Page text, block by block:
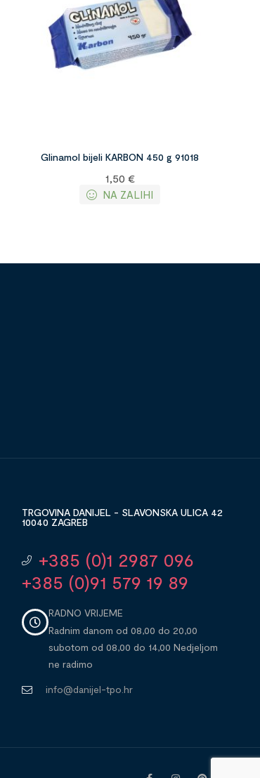
Glinamol bijeli KARBON 450 g 91018
1,50 €
NA ZALIHI
TRGOVINA DANIJEL - SLAVONSKA ULICA 42
10040 ZAGREB
+385 (0)1 2987 096
+385 (0)91 579 19 89
RADNO VRIJEME
Radnim danom od 08,00 do 20,00
subotom od 08,00 do 14,00 Nedjeljom
ne radimo
info@danijel-tpo.hr